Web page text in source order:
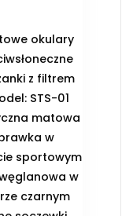
okulary
z filtrem
STS-01
matowa
w
sportowym
w
czarnym